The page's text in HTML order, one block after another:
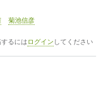
菊池信彦
るには ログイン してください